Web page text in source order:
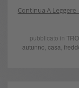
Continua A Leggere
pubblicato in
autunno casa